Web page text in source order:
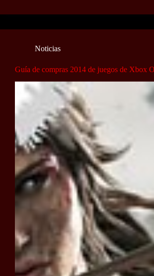
Noticias
Guía de compras 2014 de juegos de Xbox